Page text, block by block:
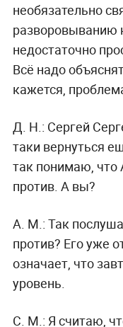
необязательно
разворовыванию
недостаточно
Всё надо
кажется,
Д. Н.: Сергей
таки вернуться
так понимаю, что
против. А вы?
А. М.: Так
против? Его уже
означает, что
уровень.
С. М.: Я считаю,